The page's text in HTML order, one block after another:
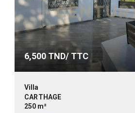
6,500 TND/ TTC
Villa
CARTHAGE
250 m²